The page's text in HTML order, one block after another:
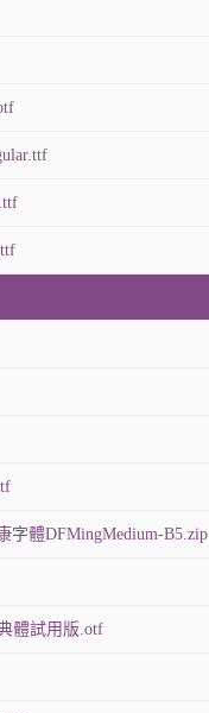
字體DFMingMedium-B5.zip
體試用版.otf